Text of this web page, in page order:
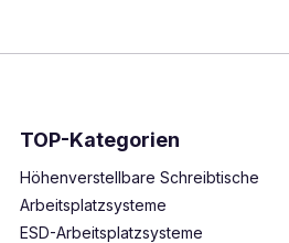
TOP-Kategorien
Höhenverstellbare Schreibtische
Arbeitsplatzsysteme
ESD-Arbeitsplatzsysteme